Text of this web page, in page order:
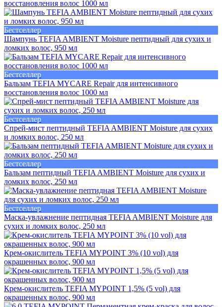
восстановления волос 1000 мл
Бестселлер
Шампунь TEFIA AMBIENT Moisture пептидный для сухих и
ломких волос, 950 мл
Бестселлер
Бальзам TEFIA MYCARE Repair для интенсивного
восстановления волос 1000 мл
Бестселлер
Спрей-мист пептидный TEFIA AMBIENT Moisture для сухих
и ломких волос, 250 мл
Бестселлер
Бальзам пептидный TEFIA AMBIENT Moisture для сухих и
ломких волос, 250 мл
Бестселлер
Маска-увлажнение пептидная TEFIA AMBIENT Moisture для
сухих и ломких волос, 250 мл
Крем-окислитель TEFIA MYPOINT 3% (10 vol) для
окрашенных волос, 900 мл
Крем-окислитель TEFIA MYPOINT 1,5% (5 vol) для
окрашенных волос, 900 мл